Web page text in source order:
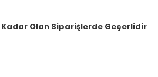
Kadar Olan Siparişlerde Geçerlidir